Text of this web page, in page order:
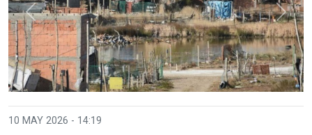
Anterior
10 MAY 2026 - 14:19